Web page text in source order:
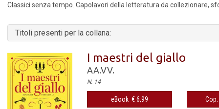
Classici senza tempo. Capolavori della letteratura da collezionare,
Titoli presenti per la collana:
I maestri del giallo
AA.VV.
N. 14
eBook € 6,99